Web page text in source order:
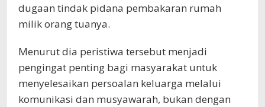
dugaan tindak pidana pembakaran rumah
milik orang tuanya.
Menurut dia peristiwa tersebut menjadi
pengingat penting bagi masyarakat untuk
menyelesaikan persoalan keluarga melalui
komunikasi dan musyawarah, bukan dengan